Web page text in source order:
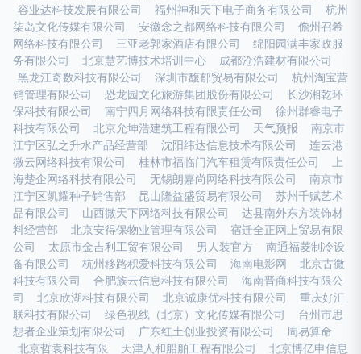
容业达科技发展有限公司
福州神和天下电子商务有限公司
杭州
柒岛文化传媒有限公司
安徽念之都网络科技有限公司
儋州召希
网络科技有限公司
三亚老郭家酒店有限公司
绵阳园满丰家政服
务有限公司
北京慧艺博技术培训中心
成都沧浩建材有限公司
黑龙江奇数科技有限公司
深圳市馥郁贸易有限公司
杭州淘宝营
销管理有限公司
恐龙园文化旅游集团股份有限公司
长沙湘乾环
保科技有限公司
南宁四月网络科技有限责任公司
徐州群睿电子
科技有限公司
北京允坤浩建筑工程有限公司 天气预报
南京市
江宁区弘之升水产品经营部
沈阳纬达信息技术有限公司
连云港
微云网络科技有限公司
桂林市福临门汽车租赁有限责任公司
上
海楚企网络科技有限公司
无锡朗嘉尚网络科技有限公司
南京市
江宁区凯耀种子销售部
昆山隆益盛贸易有限公司
苏州千赋艺术
品有限公司
山西微天下网络科技有限公司
达县南外东方装饰材
料经营部
北京安得保物业管理有限公司
宿迁全正网上贸易有限
公司
太原市金吉利工贸有限公司 男人装官方
南通福菱制冷设
备有限公司
杭州移路积爱科技有限公司 海南电影网
北京古微
科技有限公司
合肥族云信息科技有限公司
海南晋商科技有限公
司
北京欣湖科技有限公司 北京诚康优科技有限公司
重庆好汇
联科技有限公司
绿色视线（北京）文化传媒有限公司
台州市思
想者企业策划有限公司
广东红土创业投资有限公司
周易算命
北京哲袁科技有限
天津人和船舶工程有限公司
北京博亿申信息